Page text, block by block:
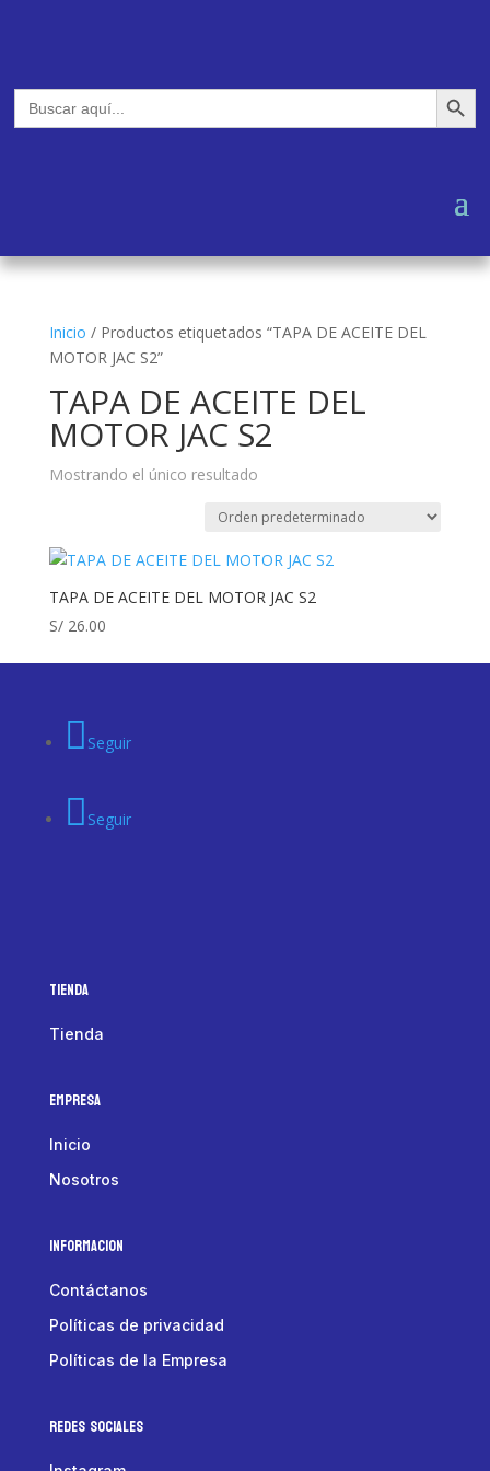
Buscar: Botón de
Inicio / Productos etiquetados “TAPA DE ACEITE DEL
MOTOR JAC S2”
TAPA DE ACEITE DEL
MOTOR JAC S2
Mostrando el único resultado
TAPA DE ACEITE DEL MOTOR JAC S2
S/26.00
Seguir
Seguir
Tienda
Tienda
Empresa
Inicio
Nosotros
Informacion
Contáctanos
Políticas de privacidad
Políticas de la Empresa
Redes Sociales